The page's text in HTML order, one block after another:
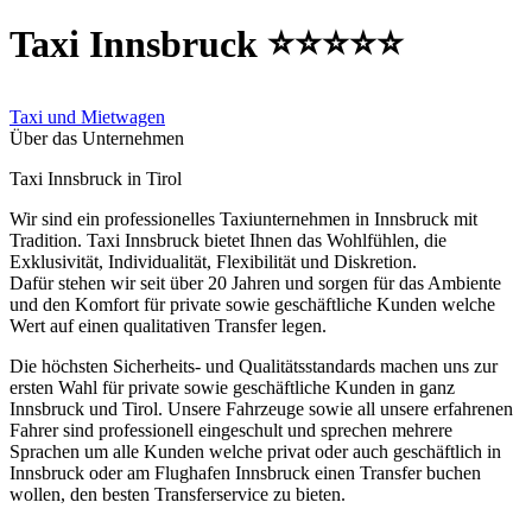
Taxi Innsbruck ⭐⭐⭐⭐⭐
Taxi und Mietwagen
Über das Unternehmen
Taxi Innsbruck in Tirol
Wir sind ein professionelles Taxiunternehmen in Innsbruck mit
Tradition. Taxi Innsbruck bietet Ihnen das Wohlfühlen, die
Exklusivität, Individualität, Flexibilität und Diskretion.
Dafür stehen wir seit über 20 Jahren und sorgen für das Ambiente
und den Komfort für private sowie geschäftliche Kunden welche
Wert auf einen qualitativen Transfer legen.
Die höchsten Sicherheits- und Qualitätsstandards machen uns zur
ersten Wahl für private sowie geschäftliche Kunden in ganz
Innsbruck und Tirol. Unsere Fahrzeuge sowie all unsere erfahrenen
Fahrer sind professionell eingeschult und sprechen mehrere
Sprachen um alle Kunden welche privat oder auch geschäftlich in
Innsbruck oder am Flughafen Innsbruck einen Transfer buchen
wollen, den besten Transferservice zu bieten.